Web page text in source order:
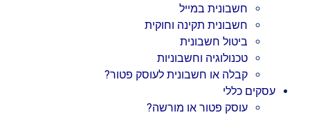
חשבונית במייל
חשבונית תקינה וחוקית
ביטול חשבונית
טכנולוגיה וחשבוניות
קבלה או חשבונית לעוסק פטור?
עסקים כללי
עוסק פטור או מורשה?